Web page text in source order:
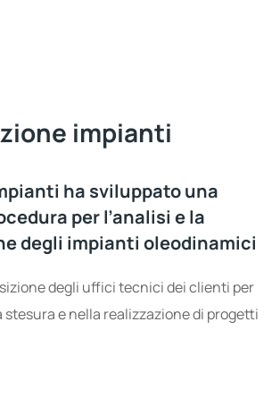
impianti
ha sviluppato una
per l’analisi e la
degli impianti oleodinamici
degli uffici tecnici dei clienti per
e nella realizzazione di progetti